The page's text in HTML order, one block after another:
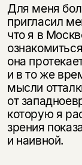
Для меня
пригласил
что я в
она
и в то же
мысли
от
которую я
зрения
и наивной.